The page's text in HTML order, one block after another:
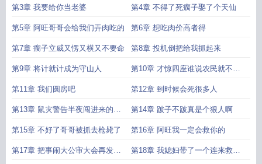
第3章 我要给你当老婆 第4章 不得了死瘸子娶了个天仙
第5章 阿旺哥哥会给我们弄肉吃的 第6章 想吃肉价高者得
第7章 瘸子立威又愣又横又不要命 第8章 投机倒把给我抓起来
第9章 将计就计成为守山人 第10章 才惊四座谁说农民就不能
作诗
第11章 我们圆房吧 第12章 到时候会死很多人
第13章 鼠灾警告半夜闯进来的黑
影
第14章 跛子不跛真是个狠人啊
第15章 不好了哥哥被抓去枪毙了 第16章 阿旺我一定会救你的
第17章 把事闹大公审大会再发警 第18章 我媳妇带了一个连来救我